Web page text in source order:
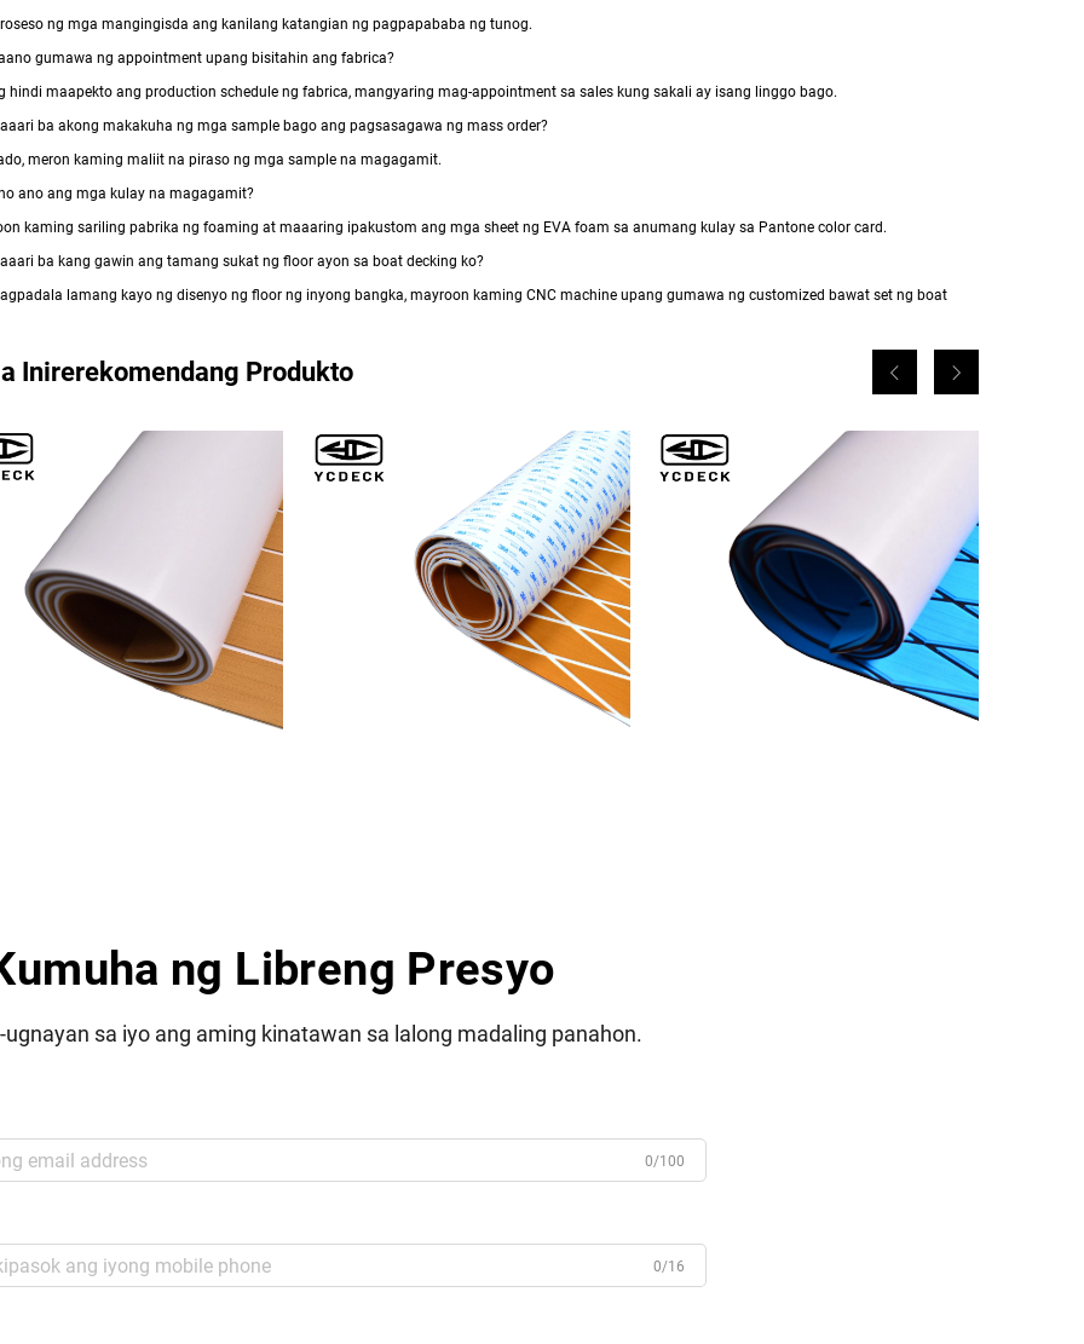
ng mga mangingisda ang kanilang katangian ng pagpapababa ng tunog.
gumawa ng appointment upang bisitahin ang fabrica?
hindi maapekto ang production schedule ng fabrica, mangyaring mag-appointment sa sales kung sakali ay isang linggo bago.
ba akong makakuha ng mga sample bago ang pagsasagawa ng mass order?
meron kaming maliit na piraso ng mga sample na magagamit.
ano ang mga kulay na magagamit?
kaming sariling pabrika ng foaming at maaaring ipakustom ang mga sheet ng EVA foam sa anumang kulay sa Pantone color card.
ba kang gawin ang tamang sukat ng floor ayon sa boat decking ko?
lamang kayo ng disenyo ng floor ng inyong bangka, mayroon kaming CNC machine upang gumawa ng customized bawat set ng boat
Inirerekomendang Produkto
ng Libreng Presyo
sa iyo ang aming kinatawan sa lalong madaling panahon.
0/100
0/16